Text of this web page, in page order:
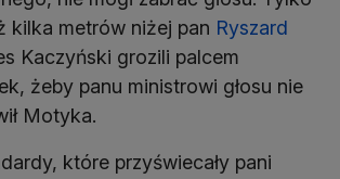
kilka metrów niżej pan Ryszard
Kaczyński grozili palcem
żeby panu ministrowi głosu nie
Motyka.
które przyświecały pani